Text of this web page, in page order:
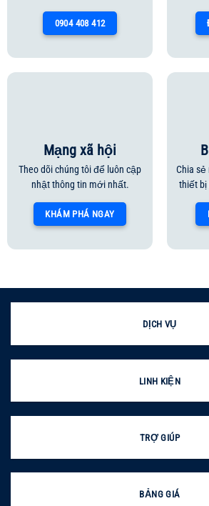
0904 408 412
Mạng xã hội
Theo dõi chúng tôi để luôn cập
nhật thông tin mới nhất.
KHÁM PHÁ NGAY
Chia
thiết bị
DỊCH VỤ
LINH KIỆN
TRỢ GIÚP
BẢNG GIÁ